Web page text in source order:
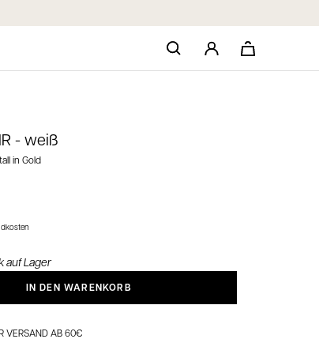
-weiß
in Gold
auf Lager
IN DEN WARENKORB
VERSAND AB 60€